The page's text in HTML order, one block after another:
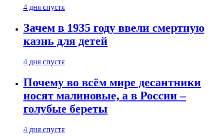
4 дня спустя
Зачем в 1935 году ввели смертную
казнь для детей
4 дня спустя
Почему во всём мире десантники
носят малиновые, а в России –
голубые береты
4 дня спустя